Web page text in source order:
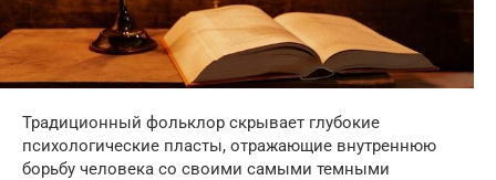
Традиционный фольклор скрывает глубокие
психологические пласты, отражающие внутреннюю
борьбу человека со своими самыми темными